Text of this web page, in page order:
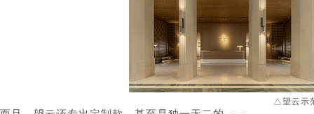
△望云示